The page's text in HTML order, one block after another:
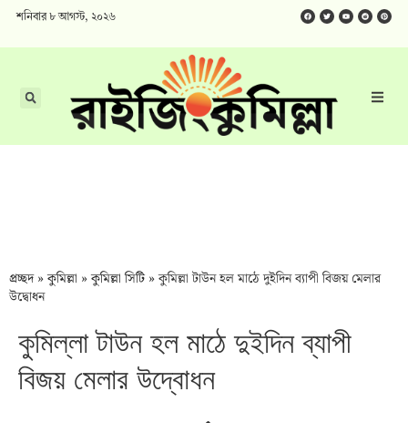
শনিবার ৮ আগস্ট, ২০২৬
প্রচ্ছদ»কুমিল্লা »কুমিল্লা সিটি »কুমিল্লা টাউন হল মাঠে দুইদিন ব্যাপী বিজয় মেলার
উদ্বোধন
কুমিল্লা টাউন হল মাঠে দুইদিন ব্যাপী
বিজয় মেলার উদ্বোধন